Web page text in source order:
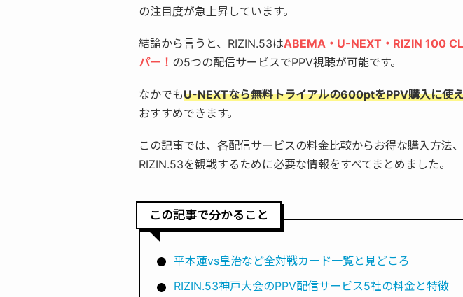
の注目度が急上昇しています。
結論から言うと、RIZIN.53はABEMA・U-NEXT・RIZIN 100
パー！ の5つの配信サービスでPPV視聴が可能です。
なかでもU-NEXTなら無料トライアルの600ptをPPV購入に使
おすすめできます。
この記事では、各配信サービスの料金比較からお得な購入方法
RIZIN.53を観戦するために必要な情報をすべてまとめました。
この記事で分かること
平本蓮vs皇治など全対戦カード一覧と見どころ
RIZIN.53神戸大会のPPV配信サービス5社の料金と特徴